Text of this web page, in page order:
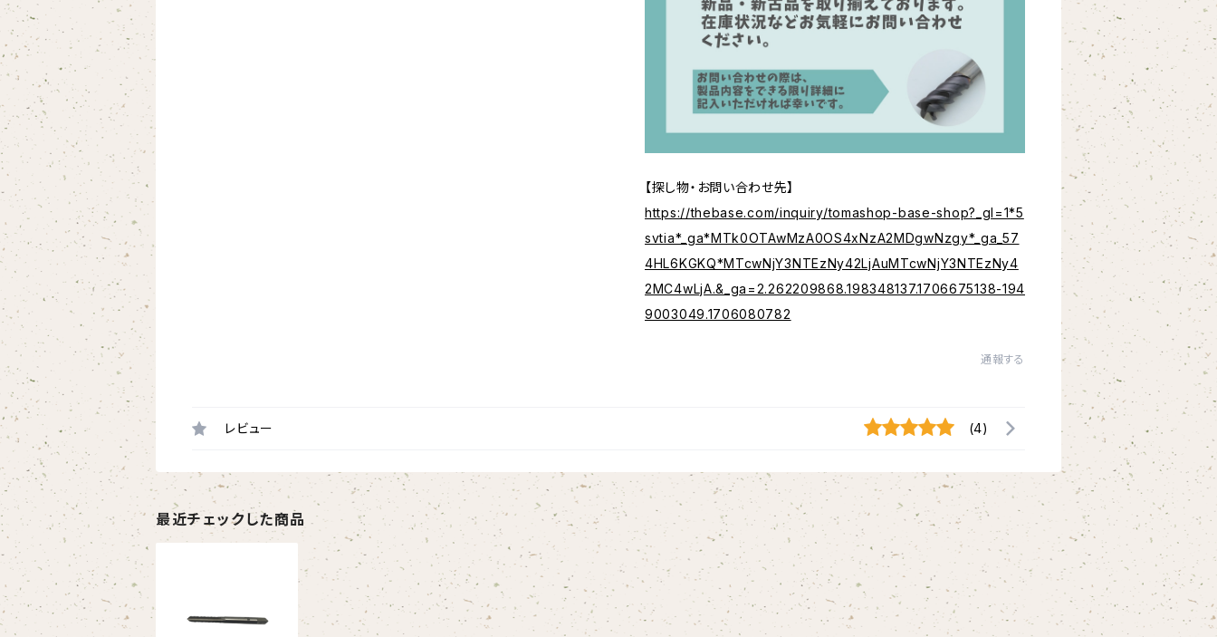
【探し物・お問い合わせ先】
https://thebase.com/inquiry/tomashop-base-shop?_gl=1*5
svtia*_ga*MTk0OTAwMzA0OS4xNzA2MDgwNzgy*_ga_57
4HL6KGKQ*MTcwNjY3NTEzNy42LjAuMTcwNjY3NTEzNy4
2MC4wLjA.&_ga=2.262209868.198348137.1706675138-194
9003049.1706080782
通報する
レビュー (4)
最近チェックした商品